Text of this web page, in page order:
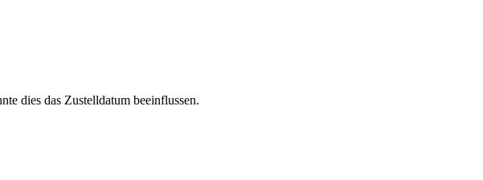
dies das Zustelldatum beeinflussen.